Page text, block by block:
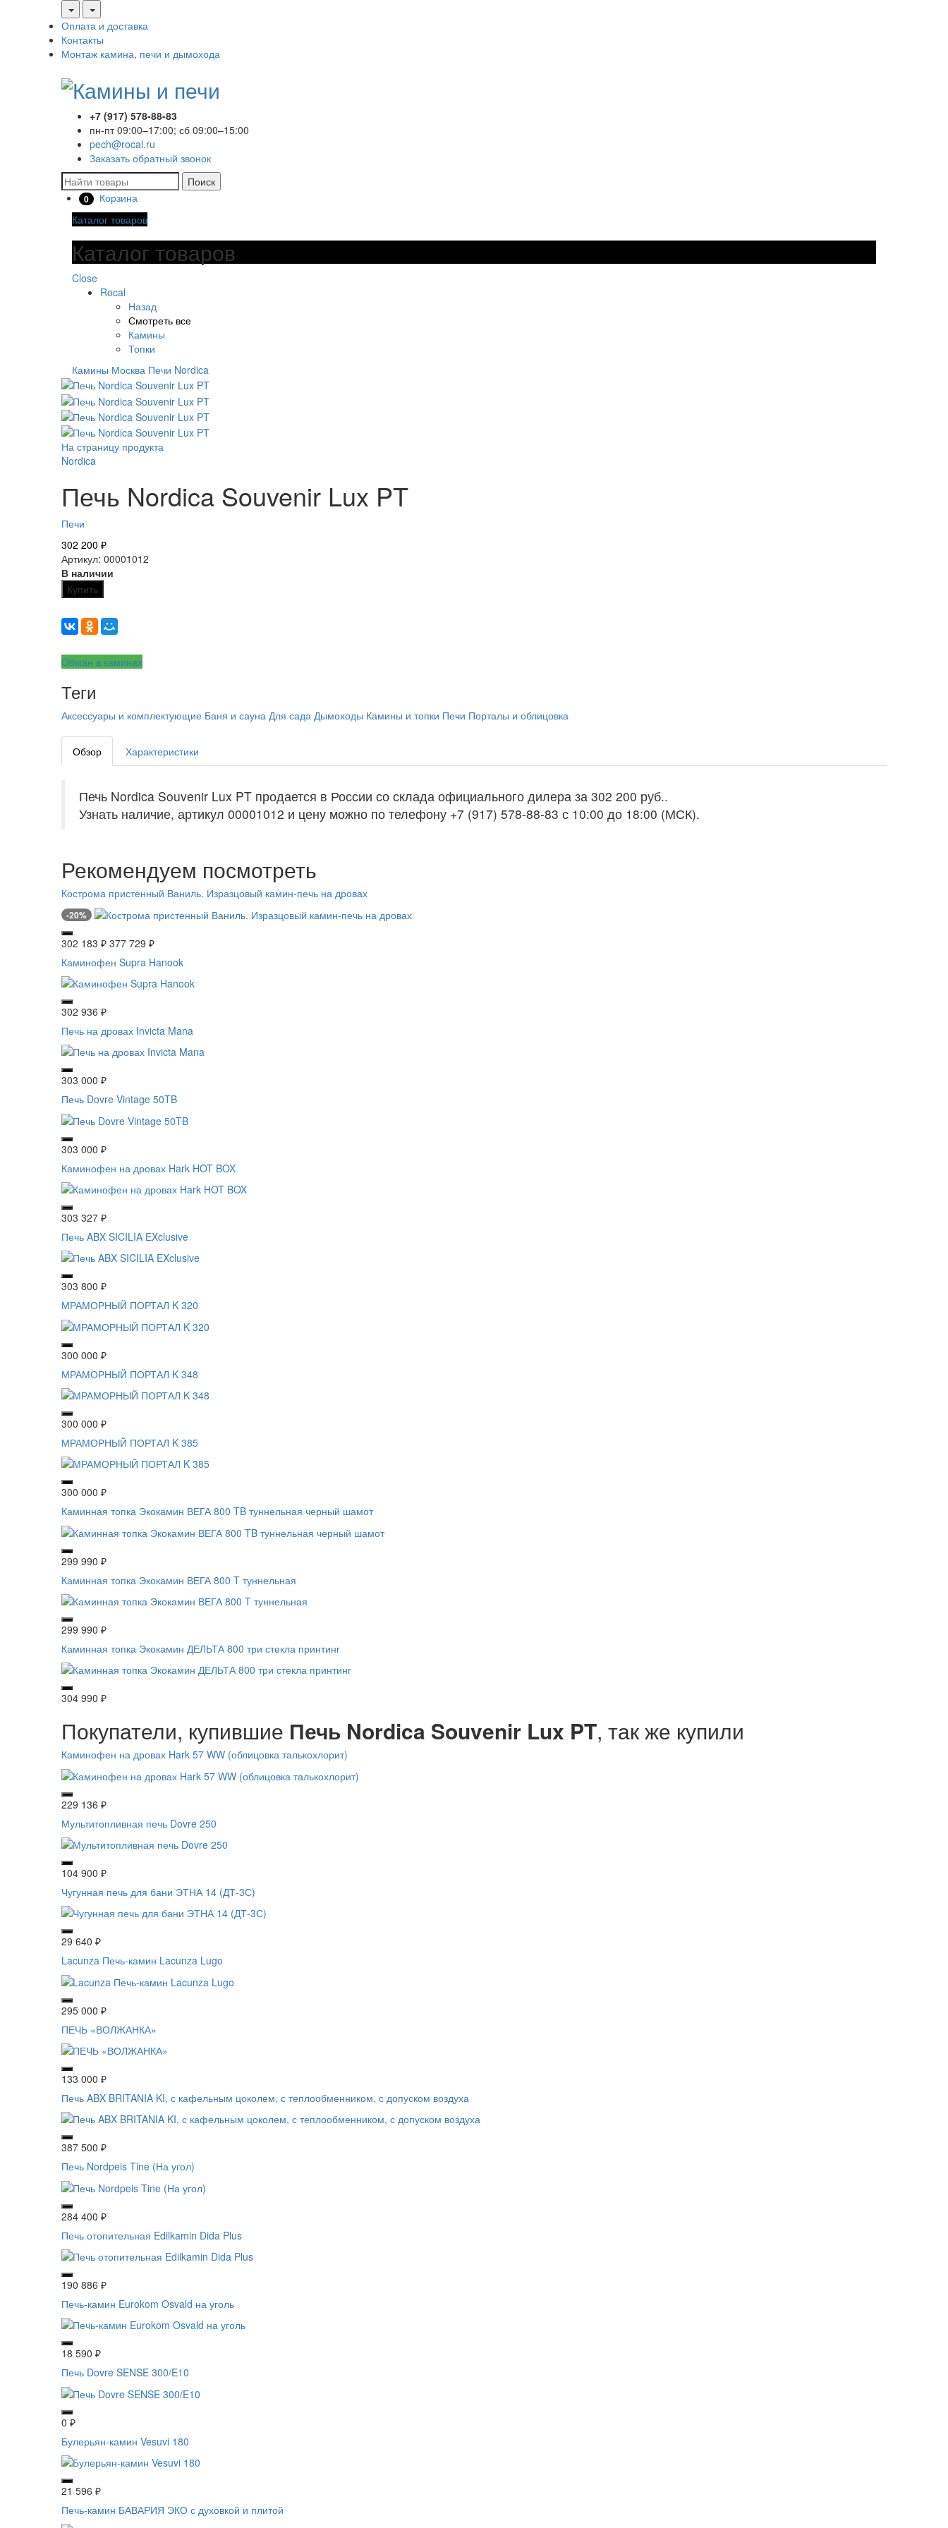
Оплата и доставка
Контакты
Монтаж камина, печи и дымохода
+7 (917) 578-88-83
пн-пт 09:00–17:00; сб 09:00–15:00
pech@rocal.ru
Заказать обратный звонок
Поиск
0
Корзина
Каталог товаров
Каталог товаров
Close
Rocal
Назад
Смотреть все
Камины
Топки
Камины Москва Печи Nordica
На страницу продукта
Nordica
Печь Nordica Souvenir Lux PT
Печи
302 200 ₽
Артикул: 00001012
В наличии
Купить
Обман в каминах
Теги
Аксессуары и комплектующие Баня и сауна Для сада Дымоходы Камины и топки Печи Порталы и облицовка
Обзор Характеристики
Печь Nordica Souvenir Lux PT продается в России со склада официального дилера за 302 200 руб..
Узнать наличие, артикул 00001012 и цену можно по телефону +7 (917) 578-88-83 с 10:00 до 18:00 (МСК).
Рекомендуем посмотреть
Кострома пристенный Ваниль. Изразцовый камин-печь на дровах
-20%
302 183 ₽ 377 729 ₽
Каминофен Supra Hanook
302 936 ₽
Печь на дровах Invicta Mana
303 000 ₽
Печь Dovre Vintage 50TB
303 000 ₽
Каминофен на дровах Hark HOT BOX
303 327 ₽
Печь ABX SICILIA EXclusive
303 800 ₽
МРАМОРНЫЙ ПОРТАЛ K 320
300 000 ₽
МРАМОРНЫЙ ПОРТАЛ K 348
300 000 ₽
МРАМОРНЫЙ ПОРТАЛ K 385
300 000 ₽
Каминная топка Экокамин ВЕГА 800 TB туннельная черный шамот
299 990 ₽
Каминная топка Экокамин ВЕГА 800 T туннельная
299 990 ₽
Каминная топка Экокамин ДЕЛЬТА 800 три стекла принтинг
304 990 ₽
Покупатели, купившие Печь Nordica Souvenir Lux PT, так же купили
Каминофен на дровах Hark 57 WW (облицовка талькохлорит)
229 136 ₽
Мультитопливная печь Dovre 250
104 900 ₽
Чугунная печь для бани ЭТНА 14 (ДТ-3С)
29 640 ₽
Lacunza Печь-камин Lacunza Lugo
295 000 ₽
ПЕЧЬ «ВОЛЖАНКА»
133 000 ₽
Печь ABX BRITANIA KI, с кафельным цоколем, с теплообменником, с допуском воздуха
387 500 ₽
Печь Nordpeis Tine (На угол)
284 400 ₽
Печь отопительная Edilkamin Dida Plus
190 886 ₽
Печь-камин Eurokom Osvald на уголь
18 590 ₽
Печь Dovre SENSE 300/E10
0 ₽
Булерьян-камин Vesuvi 180
21 596 ₽
Печь-камин БАВАРИЯ ЭКО с духовкой и плитой